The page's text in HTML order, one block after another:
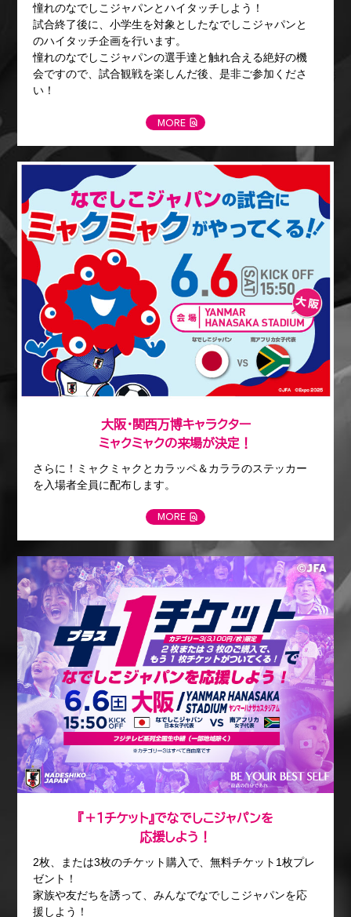
憧れのなでしこジャパンとハイタッチしよう！
試合終了後に、小学生を対象としたなでしこジャパンと
のハイタッチ企画を行います。
憧れのなでしこジャパンの選手達と触れ合える絶好の機
会ですので、試合観戦を楽しんだ後、是非ご参加くださ
い！
MORE
大阪・関西万博キャラクター
ミャクミャクの来場が決定！
さらに！ミャクミャクとカラッペ＆カララのステッカー
を入場者全員に配布します。
MORE
『＋１チケット』でなでしこジャパンを
応援しよう！
2枚、または3枚のチケット購入で、無料チケット1枚プレ
ゼント！
家族や友だちを誘って、みんなでなでしこジャパンを応
援しよう！